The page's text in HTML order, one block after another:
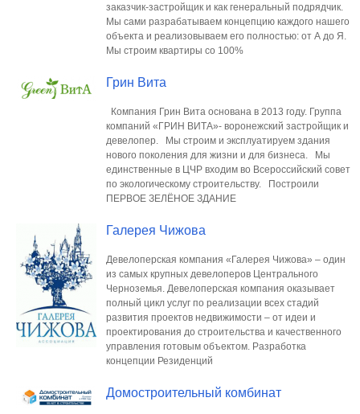
заказчик-застройщик и как генеральный подрядчик.
Мы сами разрабатываем концепцию каждого нашего
объекта и реализовываем его полностью: от А до Я.
Мы строим квартиры со 100%
Грин Вита
Компания Грин Вита основана в 2013 году. Группа
компаний «ГРИН ВИТА»- воронежский застройщик и
девелопер. Мы строим и эксплуатируем здания
нового поколения для жизни и для бизнеса. Мы
единственные в ЦЧР входим во Всероссийский совет
по экологическому строительству. Построили
ПЕРВОЕ ЗЕЛЁНОЕ ЗДАНИЕ
Галерея Чижова
Девелоперская компания «Галерея Чижова» – один
из самых крупных девелоперов Центрального
Черноземья. Девелоперская компания оказывает
полный цикл услуг по реализации всех стадий
развития проектов недвижимости – от идеи и
проектирования до строительства и качественного
управления готовым объектом. Разработка
концепции Резиденций
Домостроительный комбинат